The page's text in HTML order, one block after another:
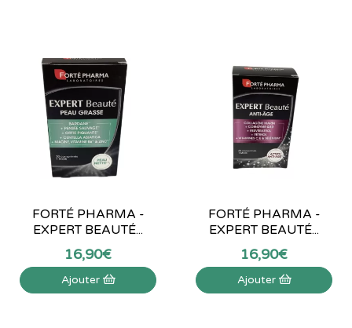
FORTÉ PHARMA -
EXPERT BEAUTÉ...
16,90€
Ajouter
FORTÉ PHARMA -
EXPERT BEAUTÉ...
16,90€
Ajouter